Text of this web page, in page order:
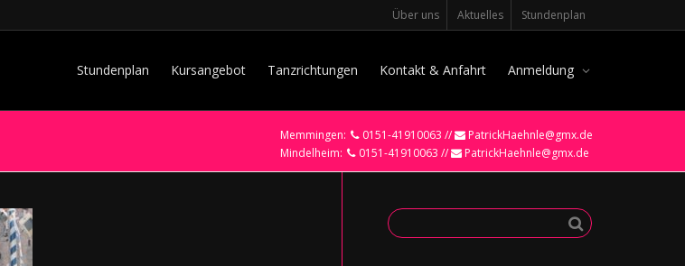
Über uns Aktuelles Stundenplan
Stundenplan Kursangebot Tanzrichtungen Kontakt & Anfahrt Anmeldung
Memmingen: 0151-41910063 //
PatrickHaehnle@gmx.de
Mindelheim:
0151-41910063 // PatrickHaehnle@gmx.de